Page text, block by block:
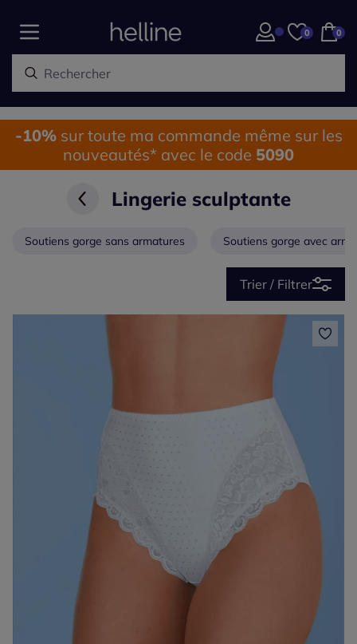
0 0
-10%sur toute ma commande même sur les
nouveautés* avec le code 5090
Lingerie sculptante
Soutiens gorge sans armatures Soutiens gorge avec
Trier / Filtrer